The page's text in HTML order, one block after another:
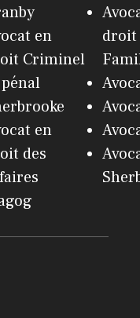
en
Criminel
en
des
droit